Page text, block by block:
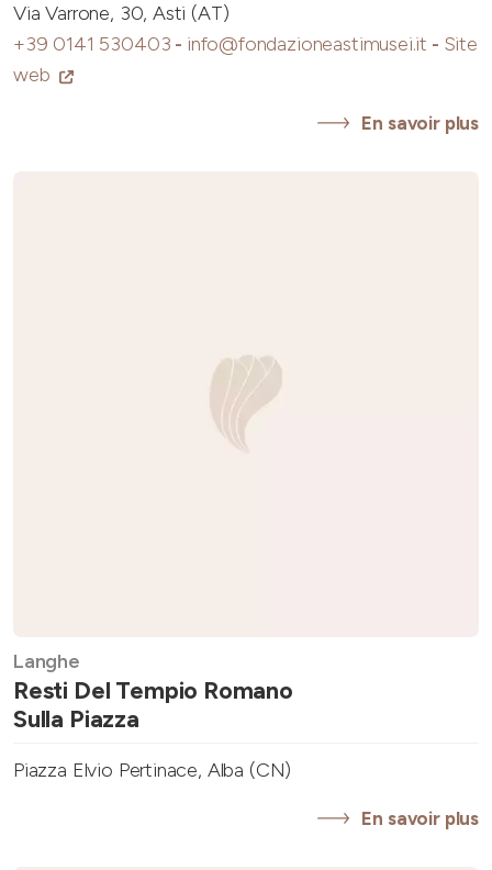
Via Varrone, 30, Asti (AT)
+39 0141 530403 - info@fondazioneastimusei.it - Site
web
En savoir plus
Langhe
Resti Del Tempio Romano
Sulla Piazza
Piazza Elvio Pertinace, Alba (CN)
En savoir plus